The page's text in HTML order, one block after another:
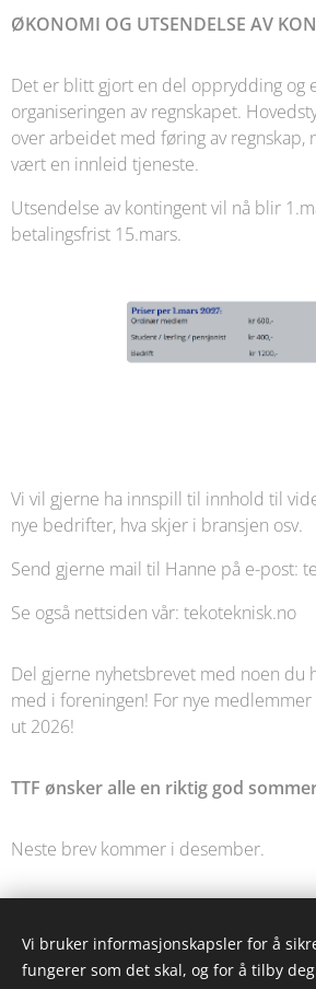
ØKONOMI OG UTSENDELSE AV
Det er blitt gjort en del opprydding og
organiseringen av regnskapet.
over arbeidet med føring av regnskap,
vært en innleid tjeneste.
Utsendelse av kontingent vil nå blir
betalingsfrist 15.mars.
Vi vil gjerne ha innspill til innhold til
nye bedrifter, hva skjer i bransjen osv.
Send gjerne mail til Hanne på e-post:
Se også nettsiden vår: tekoteknisk.no
Del gjerne nyhetsbrevet med noen du
med i foreningen! For nye
ut 2026!
TTF ønsker alle en riktig god
Neste brev kommer i desember.
Vi bruker informasjonskapsler for å
fungerer som det skal, og for å tilby